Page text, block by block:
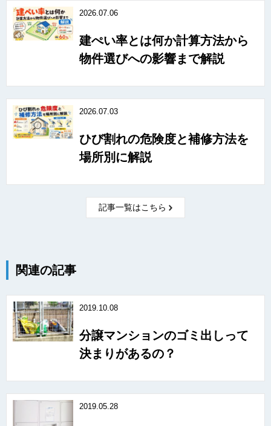
2026.07.06
建ぺい率とは何か計算方法から
物件選びへの影響まで解説
2026.07.03
ひび割れの危険度と補修方法を
場所別に解説
記事一覧はこちら
関連の記事
2019.10.08
分譲マンションのゴミ出しって
決まりがあるの？
2019.05.28